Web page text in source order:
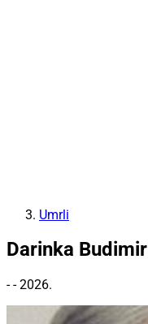
Umrli
Darinka Budimir
- - 2026.